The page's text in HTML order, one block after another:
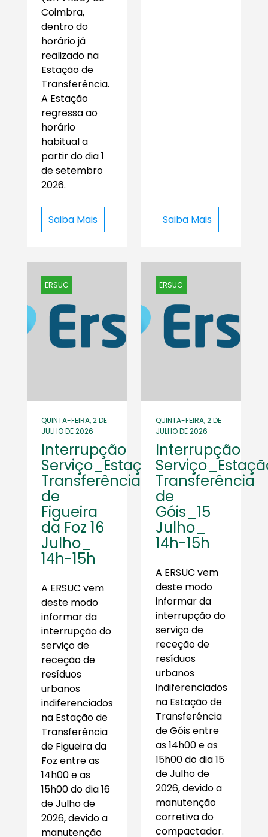
Coimbra,
dentro do
horário já
realizado na
Estação de
Transferência.
A Estação
regressa ao
horário
habitual a
partir do dia 1
de setembro
2026.
Saiba Mais Saiba Mais
ERSUC
QUINTA-FEIRA, 2 DE
JULHO DE 2026
Interrupção
Serviço_Estação
Transferência
de
Figueira
da Foz 16
Julho_
14h-15h
A ERSUC vem
deste modo
informar da
interrupção do
serviço de
receção de
resíduos
urbanos
indiferenciados
na Estação de
Transferência
de Figueira da
Foz entre as
14h00 e as
15h00 do dia 16
de Julho de
2026, devido a
manutenção
ERSUC
QUINTA-FEIRA, 2 DE
JULHO DE 2026
Interrupção
Transferência
de
Góis_15
Julho_
14h-15h
A ERSUC vem
deste modo
informar da
interrupção do
serviço de
receção de
resíduos
urbanos
indiferenciados
na Estação de
Transferência
de Góis entre
as 14h00 e as
15h00 do dia 15
de Julho de
2026, devido a
manutenção
corretiva do
compactador.